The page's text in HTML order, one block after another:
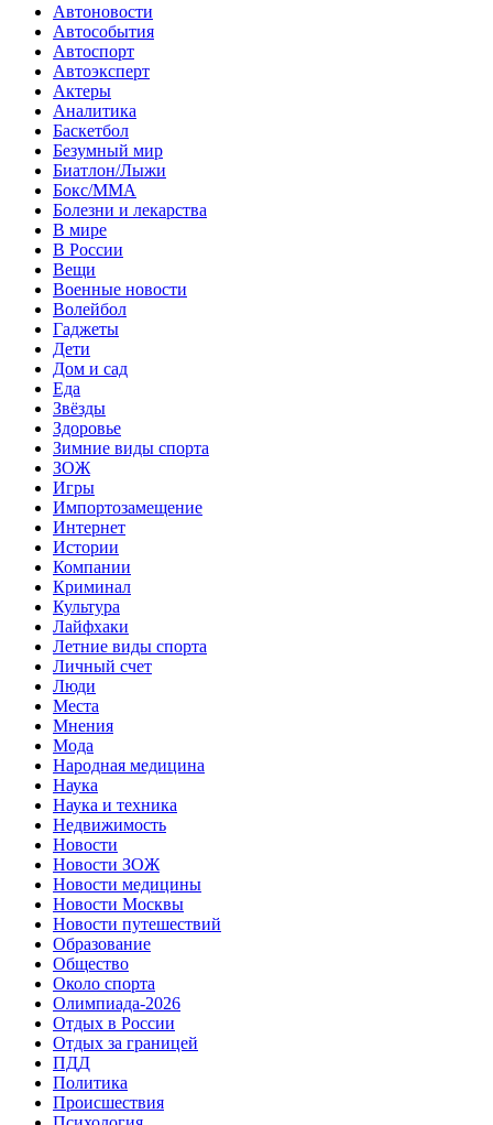
Автоновости
Автособытия
Автоспорт
Автоэксперт
Актеры
Аналитика
Баскетбол
Безумный мир
Биатлон/Лыжи
Бокс/MMA
Болезни и лекарства
В мире
В России
Вещи
Военные новости
Волейбол
Гаджеты
Дети
Дом и сад
Еда
Звёзды
Здоровье
Зимние виды спорта
ЗОЖ
Игры
Импортозамещение
Интернет
Истории
Компании
Криминал
Культура
Лайфхаки
Летние виды спорта
Личный счет
Люди
Места
Мнения
Мода
Народная медицина
Наука
Наука и техника
Недвижимость
Новости
Новости ЗОЖ
Новости медицины
Новости Москвы
Новости путешествий
Образование
Общество
Около спорта
Олимпиада-2026
Отдых в России
Отдых за границей
ПДД
Политика
Происшествия